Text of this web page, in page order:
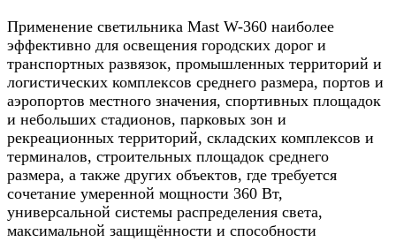
Применение светильника Mast W-360 наиболее
эффективно для освещения городских дорог и
транспортных развязок, промышленных территорий и
логистических комплексов среднего размера, портов и
аэропортов местного значения, спортивных площадок
и небольших стадионов, парковых зон и
рекреационных территорий, складских комплексов и
терминалов, строительных площадок среднего
размера, а также других объектов, где требуется
сочетание умеренной мощности 360 Вт,
универсальной системы распределения света,
максимальной защищённости и способности